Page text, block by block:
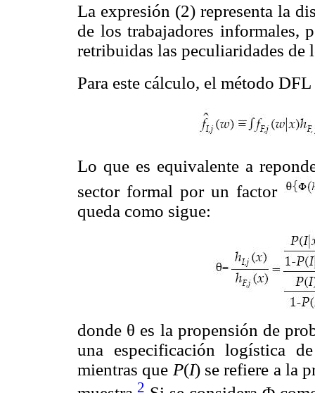
La expresión (2) representa la
de los trabajadores informales,
retribuidas las peculiaridades de
Para este cálculo, el método
Lo que es equivalente a
sector formal por un factor
queda como sigue:
donde θ es la propensión de
una especificación logística
mientras que P(I) se refiere a la
2